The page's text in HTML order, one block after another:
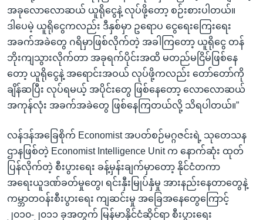
အခုလောလောဆယ် ယူရိုငွေနဲ့ လုပ်ဖို့တော့ စဉ်းစားပါတယ်။
ဒါပေမဲ့ ယူရိုငွေကလည်း ဒီနှစ်မှာ ဥရောပ ငွေရေးကြေးရေး
အခက်အခဲတွေ ဂရိမှာဖြစ်လိုက်တဲ့ အခါကြတော့ ယူရိုငွေ တန်
ဘိုးကျသွားလိုက်တာ အခုရက်ပိုင်းအထိ မတည်မငြိမ်ဖြစ်နေ
တော့ ယူရိုငွေနဲ့ အရောင်းအဝယ် လုပ်ဖို့ကလည်း တော်တော်ကို
ချိန်ဆပြီး လုပ်ရမယ့် အပိုင်းတွေ ဖြစ်နေတော့ လောလောဆယ်
အကုန်လုံး အခက်အခဲတွေ ဖြစ်နေကြတယ်လို့ သိရပါတယ်။”
လန်ဒန်အခြေစိုက် Economist အပတ်စဉ်မဂ္ဂဇင်းရဲ့ သုတေသန
ဌာနဖြစ်တဲ့ Economist Intelligence Unit က နောက်ဆုံး ထုတ်
ပြန်လိုက်တဲ့ စီးပွားရေး ခန့်မှန်းချက်မှာတော့ နိုင်ငံတကာ
အရေးယူဒဏ်ခတ်မှုတွေ၊ ရင်းနှီးမြုပ်နှံမှု အားနည်းနေတာတွေနဲ့
ကမ္ဘာတဝန်းစီးပွားရေး ကျဆင်းမှု အခြေအနေတွေကြောင့်
၂၀၁၀-၂၀၁၁ ခုအတွက် မြန်မာနိုင်ငံဆိုင်ရာ စီးပွားရေး